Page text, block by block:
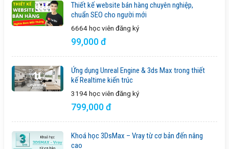
Thiết kế website bán hàng chuyên nghiệp,
chuẩn SEO cho người mới
6664 học viên đăng ký
99,000 đ
Ứng dụng Unreal Engine & 3ds Max trong thiết
kế Realtime kiến trúc
3194 học viên đăng ký
799,000 đ
Khoá học 3DsMax – Vray từ cơ bản đến nâng
cao